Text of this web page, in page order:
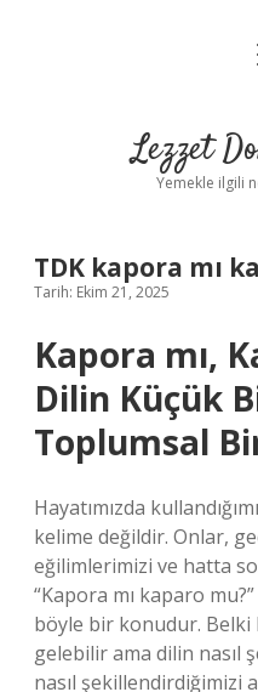
Lezzet
Yemekle ilgili
TDK kapora mı
Tarih: Ekim 21, 2025
Kapora mı,
Dilin Küçük
Toplumsal
Hayatımızda
kelime değildir. Onlar,
eğilimlerimizi ve hatta
“Kapora mı kaparo
böyle bir konudur. Belki
gelebilir ama dilin nasıl
nasıl şekillendirdiğimizi